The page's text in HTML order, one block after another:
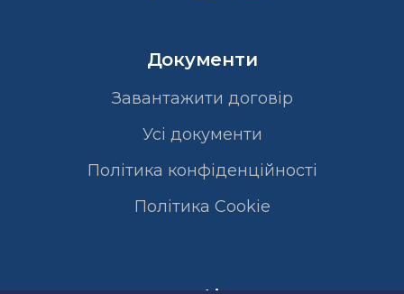
Документи
Завантажити договір
Усі документи
Політика конфіденційності
Полiтика Cookie